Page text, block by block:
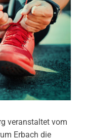
veranstaltet vom
Erbach die